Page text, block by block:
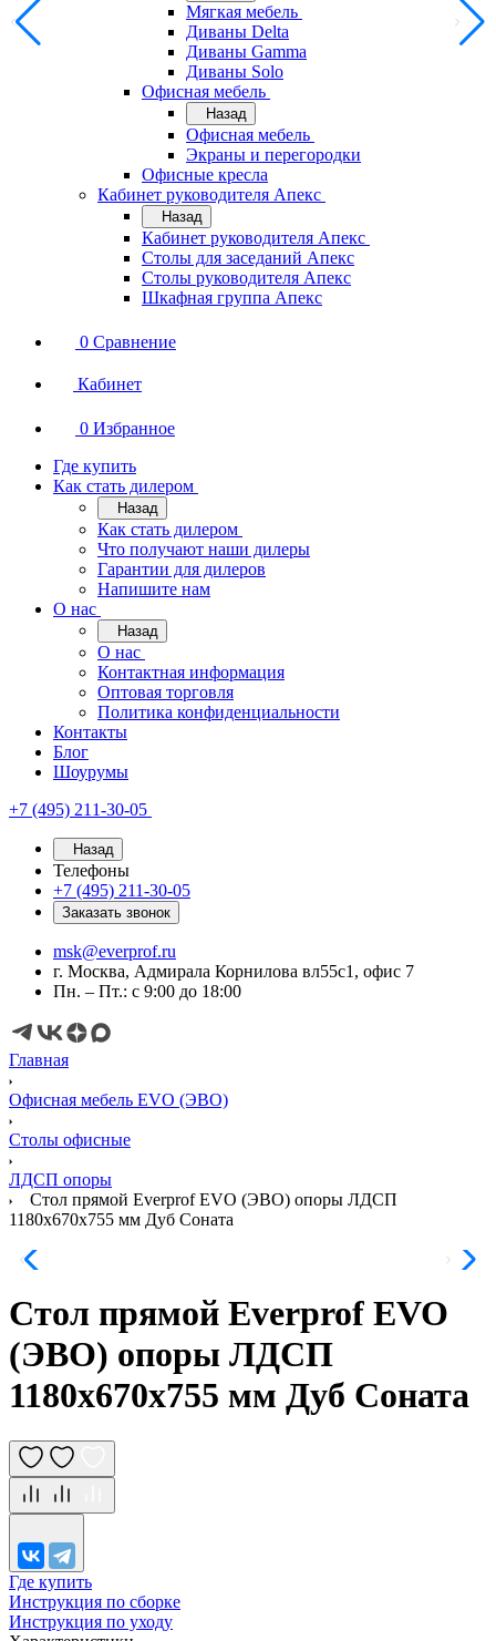
Мягкая мебель
Диваны Delta
Диваны Gamma
Диваны Solo
Офисная мебель
Назад
Офисная мебель
Экраны и перегородки
Офисные кресла
Кабинет руководителя Апекс
Назад
Кабинет руководителя Апекс
Столы для заседаний Апекс
Столы руководителя Апекс
Шкафная группа Апекс
0 Сравнение
Кабинет
0 Избранное
Где купить
Как стать дилером
Назад
Как стать дилером
Что получают наши дилеры
Гарантии для дилеров
Напишите нам
О нас
Назад
О нас
Контактная информация
Оптовая торговля
Политика конфиденциальности
Контакты
Блог
Шоурумы
+7 (495) 211-30-05
Назад
Телефоны
+7 (495) 211-30-05
Заказать звонок
msk@everprof.ru
г. Москва, Адмирала Корнилова вл55с1, офис 7
Пн. – Пт.: с 9:00 до 18:00
Главная
Офисная мебель EVO (ЭВО)
Cтолы офисные
ЛДСП опоры
Стол прямой Everprof EVO (ЭВО) опоры ЛДСП
1180х670х755 мм Дуб Соната
Стол прямой Everprof EVO
(ЭВО) опоры ЛДСП
1180х670х755 мм Дуб Соната
Где купить
Инструкция по сборке
Инструкция по уходу